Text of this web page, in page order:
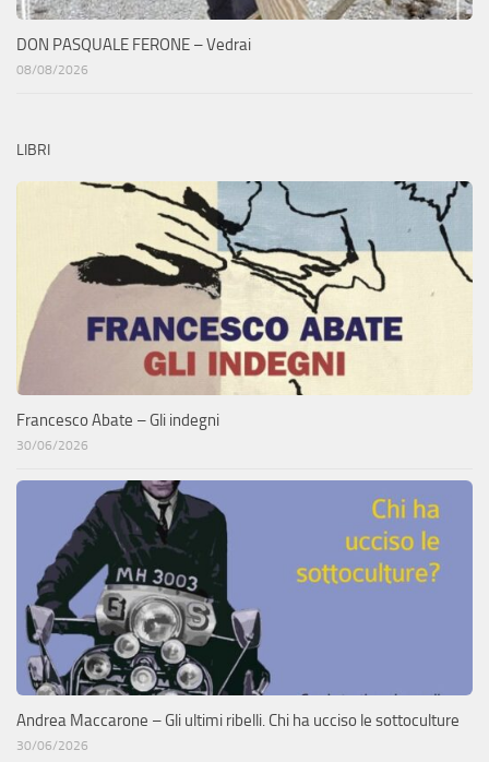
DON PASQUALE FERONE – Vedrai
08/08/2026
LIBRI
Francesco Abate – Gli indegni
30/06/2026
Andrea Maccarone – Gli ultimi ribelli. Chi ha ucciso le sottoculture
30/06/2026